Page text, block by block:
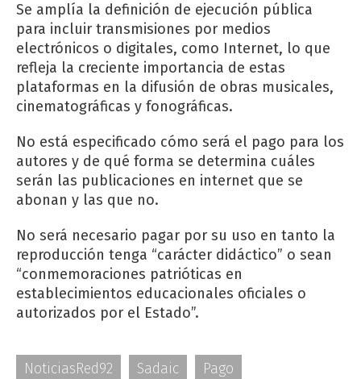
Se amplía la definición de ejecución pública
para incluir transmisiones por medios
electrónicos o digitales, como Internet, lo que
refleja la creciente importancia de estas
plataformas en la difusión de obras musicales,
cinematográficas y fonográficas.
No está especificado cómo será el pago para los
autores y de qué forma se determina cuáles
serán las publicaciones en internet que se
abonan y las que no.
No será necesario pagar por su uso en tanto la
reproducción tenga “carácter didáctico” o sean
“conmemoraciones patrióticas en
establecimientos educacionales oficiales o
autorizados por el Estado”.
NoticiasRed92 Sadaic
Pago